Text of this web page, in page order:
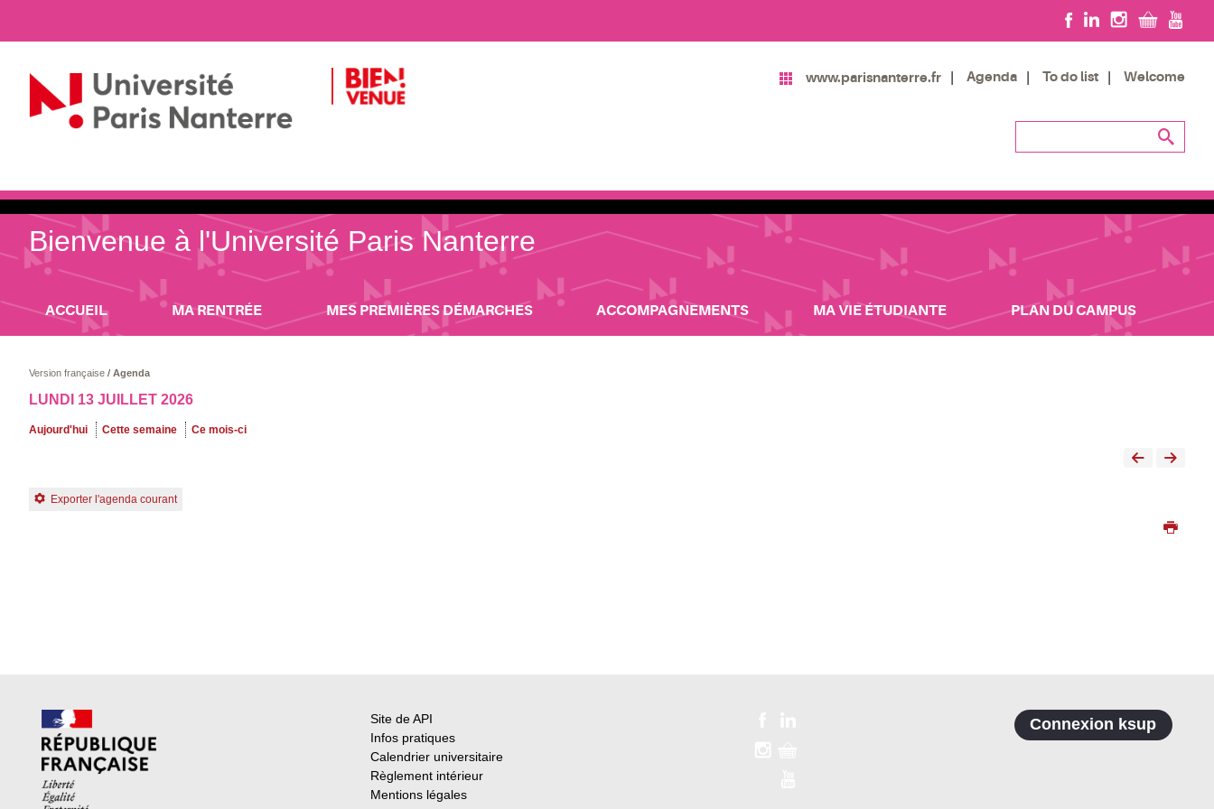
www.parisnanterre.fr Agenda To do list Welcome
Bienvenue à l'Université Paris Nanterre
ACCUEIL MA RENTRÉE MES PREMIÈRES DÉMARCHES ACCOMPAGNEMENTS MA VIE ÉTUDIANTE PLAN DU CAMPUS
Version française/ Agenda
LUNDI 13 JUILLET 2026
Aujourd'hui Cette semaine Ce mois-ci
Exporter l'agenda courant
Site de API
Infos pratiques
Calendrier universitaire
Règlement intérieur
Mentions légales
Connexion ksup